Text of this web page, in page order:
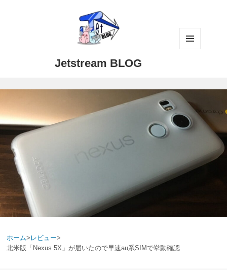
Jetstream BLOG
ホーム> レビュー>
北米版「Nexus 5X」が届いたので早速au系SIMで挙動確認